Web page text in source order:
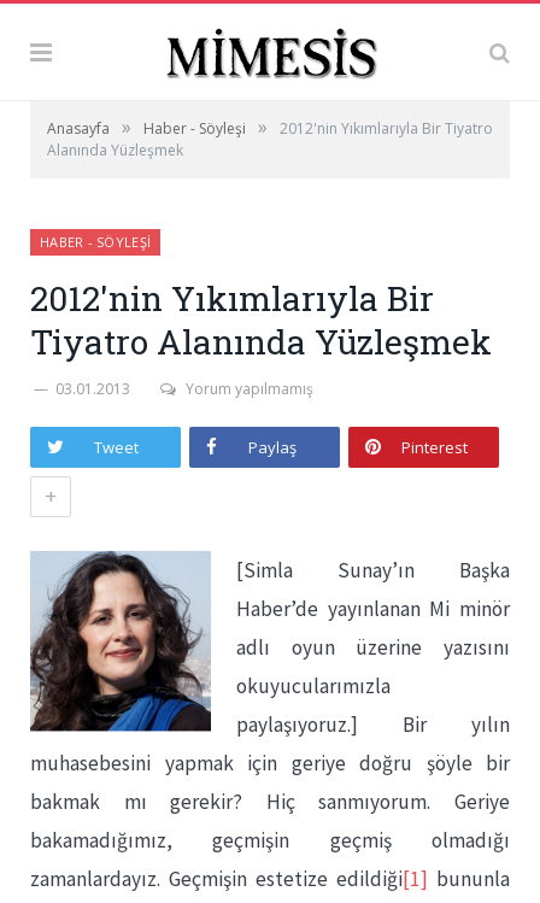
Anasayfa » Haber - Söyleşi »
2012'nin Yıkımlarıyla Bir Tiyatro
Alanında Yüzleşmek
HABER - SÖYLEŞI
2012'nin Yıkımlarıyla Bir
Tiyatro Alanında Yüzleşmek
03.01.2013 Yorum yapılmamış
Tweet Paylaş Pinterest
+
[Simla Sunay’ın Başka
Haber’de yayınlanan Mi minör
adlı oyun üzerine yazısını
okuyucularımızla
paylaşıyoruz.] Bir yılın
muhasebesini yapmak için geriye doğru şöyle bir
bakmak mı gerekir? Hiç sanmıyorum. Geriye
bakamadığımız, geçmişin geçmiş olmadığı
zamanlardayız. Geçmişin estetize edildiği[1] bununla